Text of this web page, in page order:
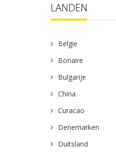
LANDEN
Belgie
Bonaire
Bulgarije
China
Curacao
Denemarken
Duitsland